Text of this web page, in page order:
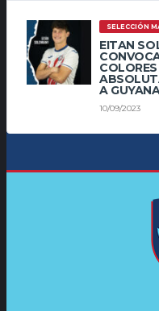
SELECCIÓN
EITAN
A
10/09/2023